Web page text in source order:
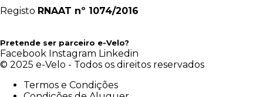
Registo RNAAT nº 1074/2016
Pretende ser parceiro e-Velo?
Facebook Instagram Linkedin
© 2025 e-Velo - Todos os direitos reservados
Termos e Condições